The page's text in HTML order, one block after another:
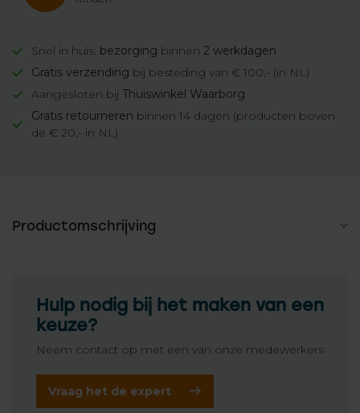
Snel in huis: bezorging binnen 2 werkdagen
Gratis verzending bij besteding van € 100,- (in NL)
Aangesloten bij Thuiswinkel Waarborg
Gratis retourneren binnen 14 dagen (producten boven
de € 20,- in NL)
Productomschrijving
Hulp nodig bij het maken van een
keuze?
Neem contact op met een van onze medewerkers
Vraag het de expert